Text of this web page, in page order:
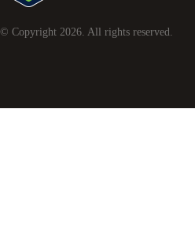
© Copyright 2026 . All rights reserved.